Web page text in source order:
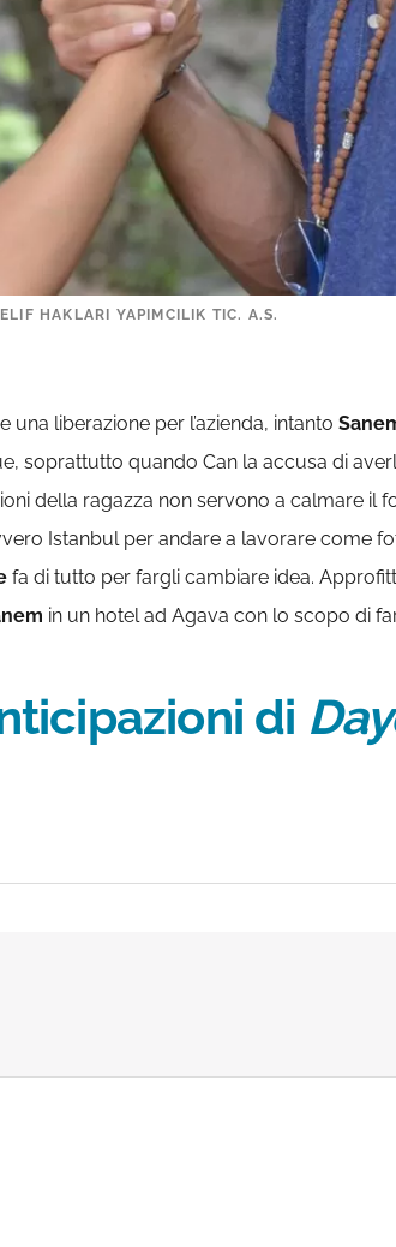
HAKLARI YAPIMCILIK TIC. A.S.
una liberazione per l’azienda, intanto
soprattutto quando Can la accusa di
della ragazza non servono a calmare il
Istanbul per andare a lavorare come
fa di tutto per fargli cambiare idea.
in un hotel ad Agava con lo scopo di
di